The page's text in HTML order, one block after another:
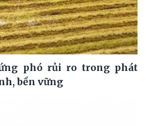
phó rủi ro trong phát
bền vững